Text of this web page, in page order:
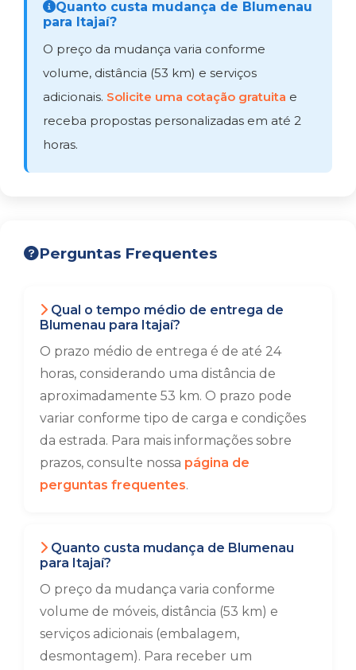
Quanto custa mudança de Blumenau
para Itajaí?
O preço da mudança varia conforme
volume, distância (53 km) e serviços
adicionais. Solicite uma cotação gratuita e
receba propostas personalizadas em até 2
horas.
Perguntas Frequentes
Qual o tempo médio de entrega de
Blumenau para Itajaí?
O prazo médio de entrega é de até 24
horas, considerando uma distância de
aproximadamente 53 km. O prazo pode
variar conforme tipo de carga e condições
da estrada. Para mais informações sobre
prazos, consulte nossa página de
perguntas frequentes.
Quanto custa mudança de Blumenau
para Itajaí?
O preço da mudança varia conforme
volume de móveis, distância (53 km) e
serviços adicionais (embalagem,
desmontagem). Para receber um